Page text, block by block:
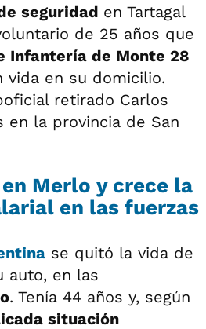
seguridad en Tartagal
de 25 años que
Infantería de Monte 28
vida en su domicilio.
retirado Carlos
en la provincia de San
Merlo y crece la
en las fuerzas
se quitó la vida de
auto, en las
. Tenía 44 años y, según
situación